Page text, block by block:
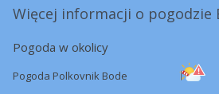
Więcej informacji o pogodzie
Pogoda w okolicy
Pogoda Polkovnik Bode